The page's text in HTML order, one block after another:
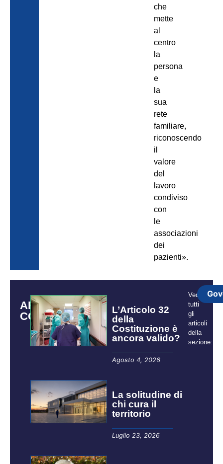
che
mette
al
centro
la
persona
e
la
sua
rete
familiare,
riconoscendo
il
valore
del
lavoro
condiviso
con
le
associazioni
dei
pazienti».
ARTICOLI
CORRELATI
L’Articolo 32
della
Costituzione è
ancora valido?
Agosto 4, 2026
La solitudine di
chi cura il
territorio
Luglio 23, 2026
Vedi
tutti
gli
articoli
della
sezione: